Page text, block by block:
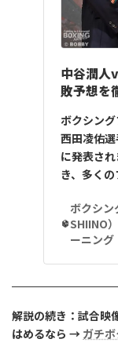
中谷潤人
敗予想を
ボクシン
西田凌佑
に発表さ
き、多く
ボクシン
SHIINO
ーニング
解説の続き：試合映
はめるなら → ガチ